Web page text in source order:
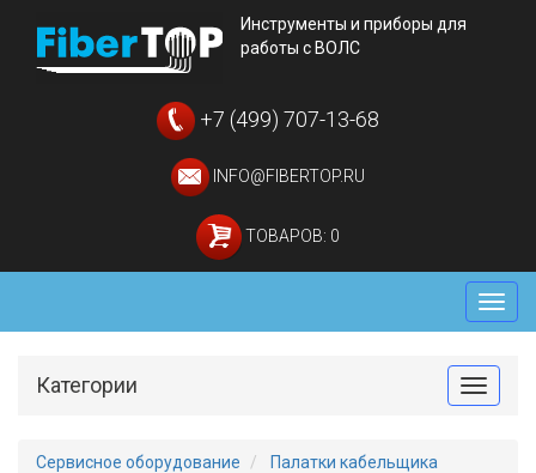
Инструменты и приборы для
работы с ВОЛС
+7 (499) 707-13-68
INFO@FIBERTOP.RU
ТОВАРОВ: 0
Меню
Toggle
Категории
Сервисное оборудование
Палатки кабельщика